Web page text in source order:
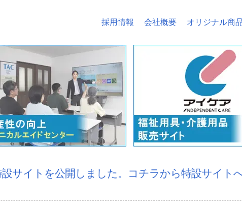
採用情報 会社概要 オリジナル商
サイトを公開しました。コチラから特設サイト